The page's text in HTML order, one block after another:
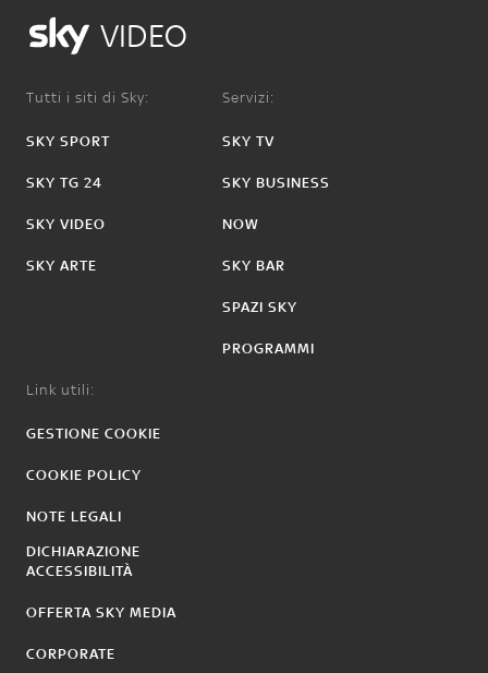
VIDEO
Tutti i siti di Sky:
SKY SPORT
SKY TG 24
SKY VIDEO
SKY ARTE
Servizi:
SKY TV
SKY BUSINESS
NOW
SKY BAR
SPAZI SKY
PROGRAMMI
Link utili:
GESTIONE COOKIE
COOKIE POLICY
NOTE LEGALI
DICHIARAZIONE
ACCESSIBILITÀ
OFFERTA SKY MEDIA
CORPORATE